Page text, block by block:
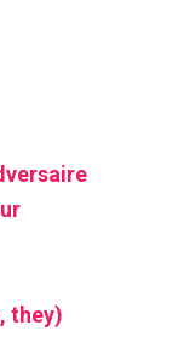
they)